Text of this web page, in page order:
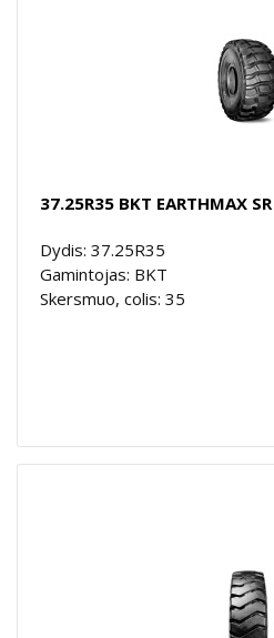
37.25R35 BKT EARTHMAX
Dydis: 37.25R35
Gamintojas: BKT
Skersmuo, colis: 35